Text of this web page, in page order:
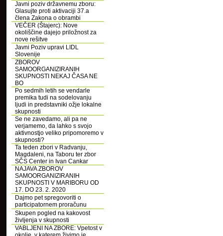
Javni poziv državnemu zboru:
Glasujte proti aktivaciji 37.a
člena Zakona o obrambi
VEČER (Štajerc): Nove
okoliščine dajejo priložnost za
nove rešitve
Javni Poziv upravi LIDL
Slovenije
ZBOROV
SAMOORGANIZIRANIH
SKUPNOSTI NEKAJ ČASA NE
BO
Po sedmih letih se vendarle
premika tudi na sodelovanju
ljudi in predstavniki ožje lokalne
skupnosti
Se ne zavedamo, ali pa ne
verjamemo, da lahko s svojo
aktivnostjo veliko pripomoremo v
skupnosti?
Ta teden zbori v Radvanju,
Magdaleni, na Taboru ter zbor
SČS Center in Ivan Cankar
NAJAVA ZBOROV
SAMOORGANIZIRANIH
SKUPNOSTI V MARIBORU OD
17. DO 23. 2. 2020
Dajmo pet spregovoriti o
participatornem proračunu
Skupen pogled na kakovost
življenja v skupnosti
VABLJENI NA ZBORE: Vpetost v